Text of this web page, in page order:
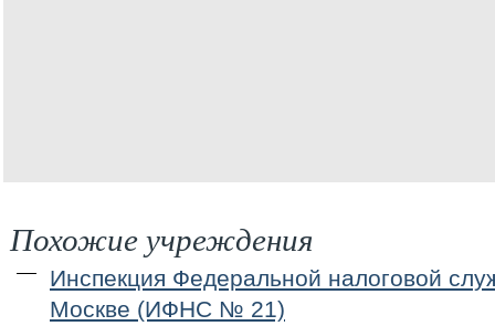
Похожие учреждения
Инспекция Федеральной налоговой
Москве (ИФНС № 21)